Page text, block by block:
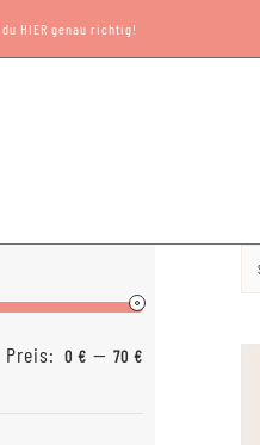
HIER genau richtig!
Preis: 0 € — 70 €